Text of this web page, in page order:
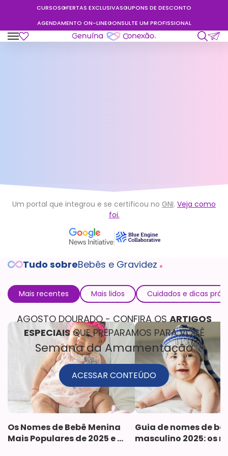
CURSOSOFERTAS EXCLUSIVASCUPONS DE DESCONTO
AGENDAMENTO ON-LINECONSULTE UM PROFISSIONAL
AGOSTO DOURADO - CONFIRA OSARTIGOS
ESPECIAISQUE PREPARAMOS PARA VOCÊ
Semana da Amamentação
ACESSAR CONTEÚDO
Um portal que integrou e se certificou no GNI. Veja como
foi.
Tudo sobreBebês e Gravidez
Mais recentes Mais lidos Cuidados e dicas
Os Nomes de Bebê Menina
Mais Populares de 2025 e
Guia de nomes de
masculino 2025: os